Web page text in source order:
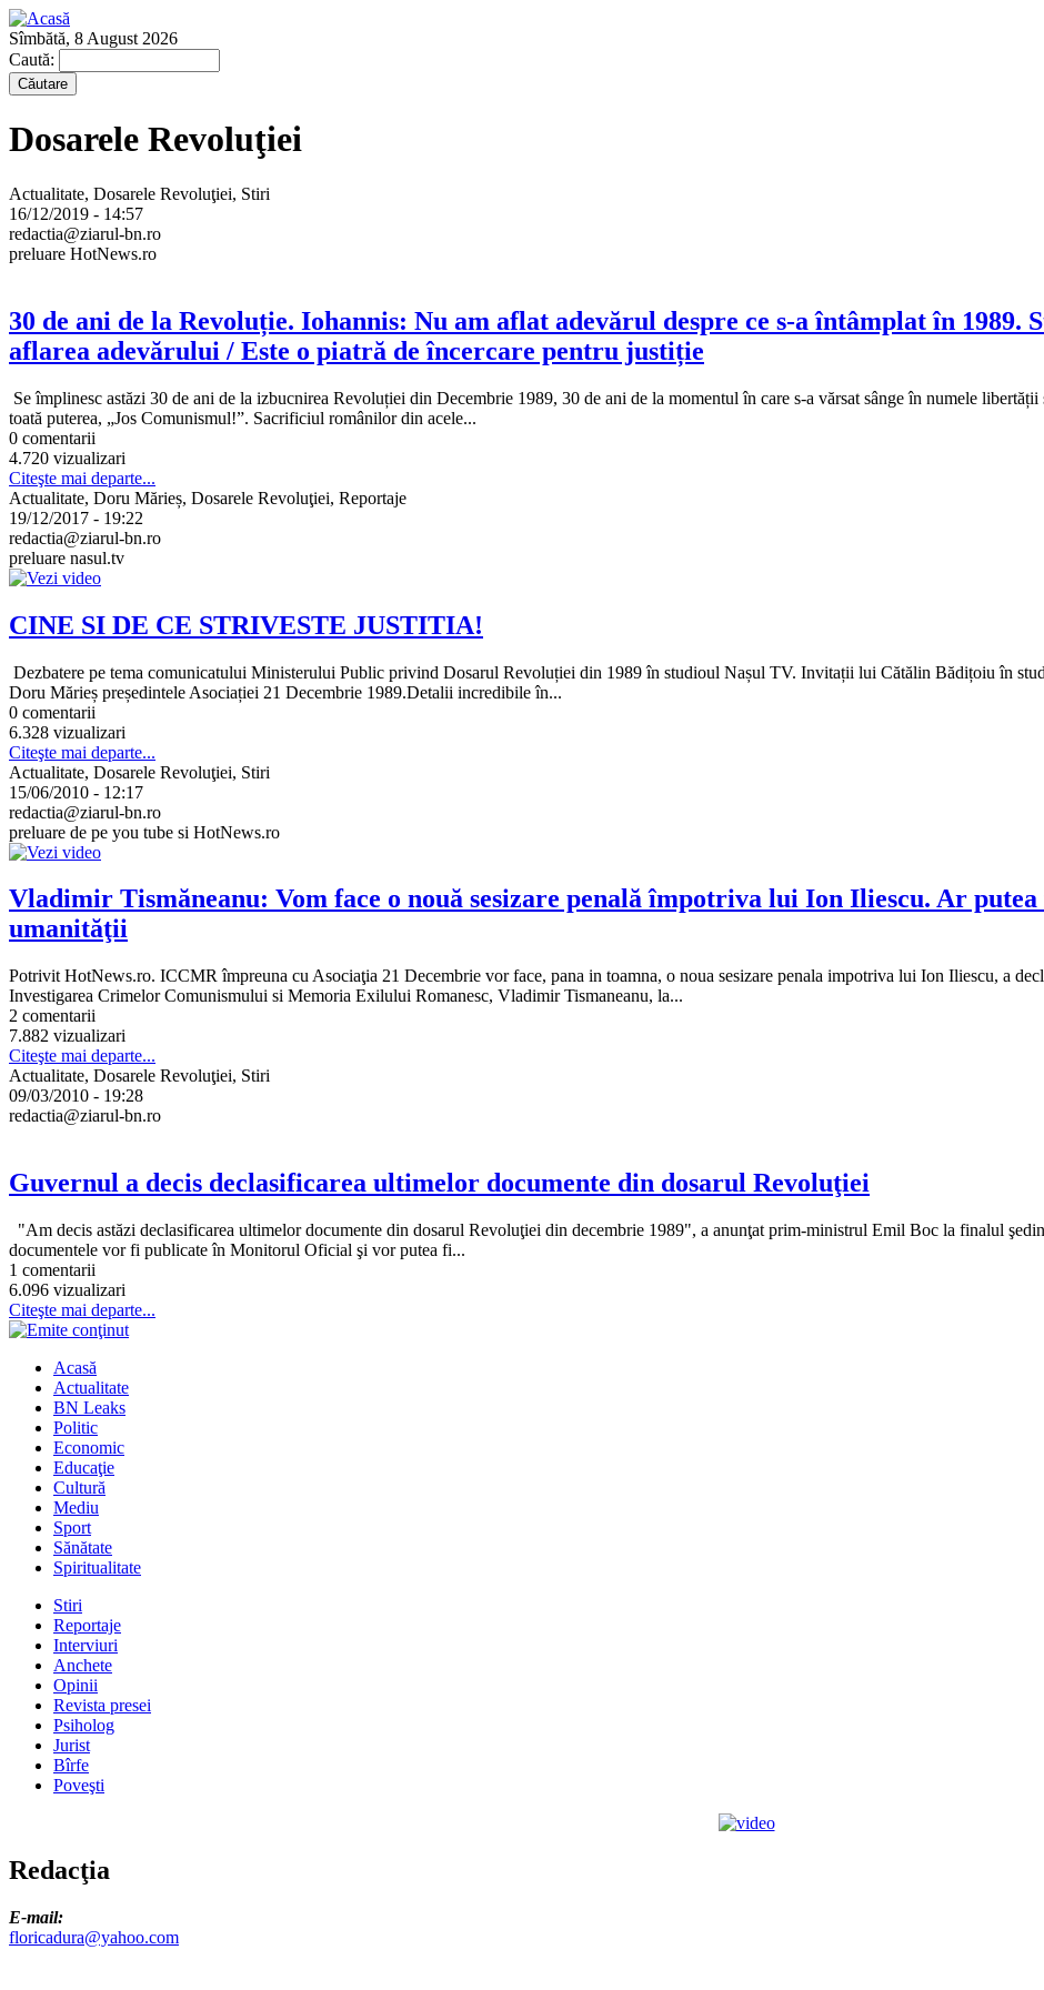
Sîmbătă, 8 August 2026
Caută:
Dosarele Revoluţiei
Actualitate, Dosarele Revoluţiei, Stiri
16/12/2019 - 14:57
redactia@ziarul-bn.ro
preluare HotNews.ro
30 de ani de la Revoluție. Iohannis: Nu am aflat adevărul despre ce s-a întâmplat în
aflarea adevărului / Este o piatră de încercare pentru justiție
Se împlinesc astăzi 30 de ani de la izbucnirea Revoluției din Decembrie 1989, 30 de ani de la momentul în care s-a vărsat sânge în numele
toată puterea, „Jos Comunismul!”. Sacrificiul românilor din acele...
0 comentarii
4.720 vizualizari
Citeşte mai departe...
Actualitate, Doru Mărieș, Dosarele Revoluţiei, Reportaje
19/12/2017 - 19:22
redactia@ziarul-bn.ro
preluare nasul.tv
CINE SI DE CE STRIVESTE JUSTITIA!
Dezbatere pe tema comunicatului Ministerului Public privind Dosarul Revoluției din 1989 în studioul Nașul TV. Invitații lui Cătălin Bădițoiu în
Doru Mărieș președintele Asociației 21 Decembrie 1989.Detalii incredibile în...
0 comentarii
6.328 vizualizari
Citeşte mai departe...
Actualitate, Dosarele Revoluţiei, Stiri
15/06/2010 - 12:17
redactia@ziarul-bn.ro
preluare de pe you tube si HotNews.ro
Vladimir Tismăneanu: Vom face o nouă sesizare penală împotriva lui Ion Iliescu. Ar
umanităţii
Potrivit HotNews.ro. ICCMR împreuna cu Asociaţia 21 Decembrie vor face, pana in toamna, o noua sesizare penala impotriva lui Ion Iliescu, a
Investigarea Crimelor Comunismului si Memoria Exilului Romanesc, Vladimir Tismaneanu, la...
2 comentarii
7.882 vizualizari
Citeşte mai departe...
Actualitate, Dosarele Revoluţiei, Stiri
09/03/2010 - 19:28
redactia@ziarul-bn.ro
Guvernul a decis declasificarea ultimelor documente din dosarul Revoluţiei
"Am decis astăzi declasificarea ultimelor documente din dosarul Revoluţiei din decembrie 1989", a anunţat prim-ministrul Emil Boc la finalul
documentele vor fi publicate în Monitorul Oficial şi vor putea fi...
1 comentarii
6.096 vizualizari
Citeşte mai departe...
Acasă
Actualitate
BN Leaks
Politic
Economic
Educaţie
Cultură
Mediu
Sport
Sănătate
Spiritualitate
Stiri
Reportaje
Interviuri
Anchete
Opinii
Revista presei
Psiholog
Jurist
Bîrfe
Poveşti
Redacţia
E-mail:
floricadura@yahoo.com